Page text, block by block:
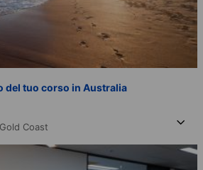
del tuo corso in Australia
Gold Coast